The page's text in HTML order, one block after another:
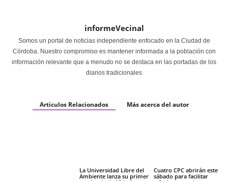
informeVecinal
Somos un portal de noticias independiente enfocado en la Ciudad de
Córdoba. Nuestro compromiso es mantener informada a la población con
información relevante que a menudo no se destaca en las portadas de los
diarios tradicionales
Articulos Relacionados Más acerca del autor
La Universidad Libre del
Ambiente lanza su primer
Cuatro CPC abrirán este
sábado para facilitar